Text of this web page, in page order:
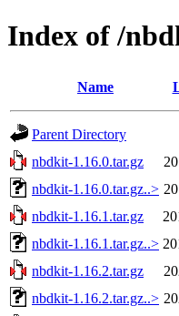
Index of /
Name
Parent Directory
nbdkit-1.16.0.tar.gz
nbdkit-1.16.0.tar.gz..>
nbdkit-1.16.1.tar.gz
nbdkit-1.16.1.tar.gz..>
nbdkit-1.16.2.tar.gz
nbdkit-1.16.2.tar.gz..>